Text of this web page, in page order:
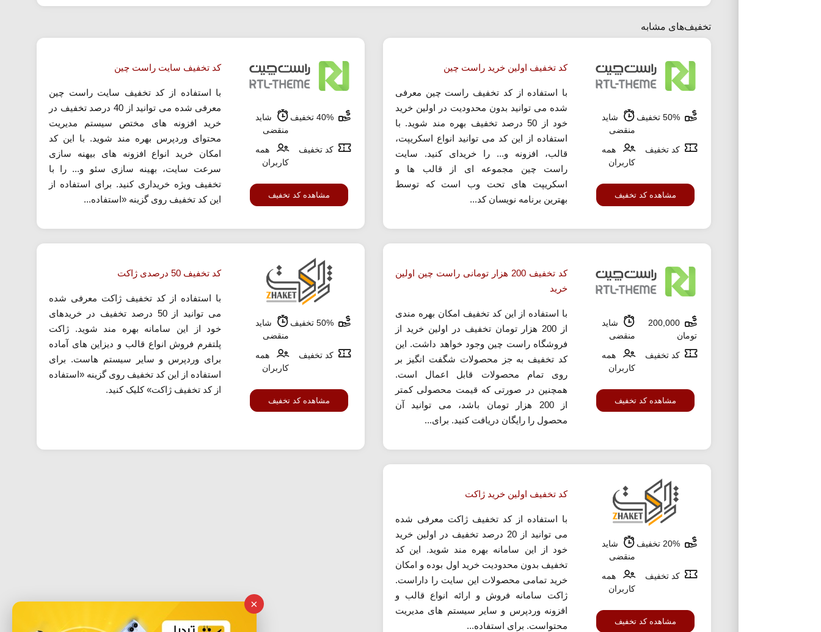
تخفیف‌های مشابه
شاید
منقضی
کد تخفیف
همه
کاربران
مشاهده کد تخفیف
کد تخفیف اولین خرید راست چین
با استفاده از کد تخفیف راست چین معرفی
شده می توانید بدون محدودیت در اولین خرید
خود از 50 درصد تخفیف بهره مند شوید. با
استفاده از این کد می توانید انواع اسکریپت،
قالب، افزونه و... را خریدای کنید. سایت
راست چین مجموعه ای از قالب ها و
اسکریپت های تحت وب است که توسط
بهترین برنامه نویسان کد...
شاید
منقضی
کد تخفیف
همه
کاربران
مشاهده کد تخفیف
کد تخفیف سایت راست چین
با استفاده از کد تخفیف سایت راست چین
معرفی شده می توانید از 40 درصد تخفیف در
خرید افزونه های مختص سیستم مدیریت
محتوای وردپرس بهره مند شوید. با این کد
امکان خرید انواع افزونه های بیهنه سازی
سرعت سایت، بهینه سازی سئو و... را با
تخفیف ویژه خریداری کنید. برای استفاده از
این کد تخفیف روی گزینه «استفاده...
200,000
تومان
شاید
منقضی
کد تخفیف
همه
کاربران
مشاهده کد تخفیف
کد تخفیف 200 هزار تومانی راست چین اولین
خرید
با استفاده از این کد تخفیف امکان بهره مندی
از 200 هزار تومان تخفیف در اولین خرید از
فروشگاه راست چین وجود خواهد داشت. این
کد تخفیف به جز محصولات شگفت انگیز بر
روی تمام محصولات قابل اعمال است.
همچنین در صورتی که قیمت محصولی کمتر
از 200 هزار تومان باشد، می توانید آن
محصول را رایگان دریافت کنید. برای...
شاید
منقضی
کد تخفیف
همه
کاربران
مشاهده کد تخفیف
کد تخفیف 50 درصدی ژاکت
با استفاده از کد تخفیف ژاکت معرفی شده
می توانید از 50 درصد تخفیف در خریدهای
خود از این سامانه بهره مند شوید. ژاکت
پلتفرم فروش انواع قالب و دیزاین های آماده
برای وردپرس و سایر سیستم هاست. برای
استفاده از این کد تخفیف روی گزینه «استفاده
از کد تخفیف ژاکت» کلیک کنید.
شاید
منقضی
کد تخفیف
همه
کاربران
مشاهده کد تخفیف
کد تخفیف اولین خرید ژاکت
با استفاده از کد تخفیف ژاکت معرفی شده
می توانید از 20 درصد تخفیف در اولین خرید
خود از این سامانه بهره مند شوید. این کد
تخفیف بدون محدودیت خرید اول بوده و امکان
خرید تمامی محصولات این سایت را داراست.
ژاکت سامانه فروش و ارائه انواع قالب و
افزونه وردپرس و سایر سیستم های مدیریت
محتواست. برای استفاده...
×